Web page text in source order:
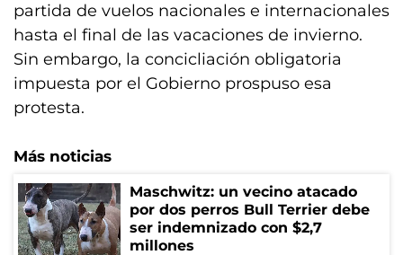
partida de vuelos nacionales e internacionales
hasta el final de las vacaciones de invierno.
Sin embargo, la concicliación obligatoria
impuesta por el Gobierno prospuso esa
protesta.
Más noticias
Maschwitz: un vecino atacado
por dos perros Bull Terrier debe
ser indemnizado con $2,7
millones